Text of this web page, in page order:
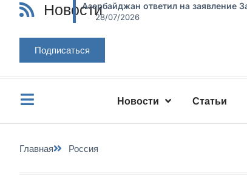
НовостиАзербайджан ответил на заявление
28/07/2026
Подписаться
Новости Статьи
Главная Россия